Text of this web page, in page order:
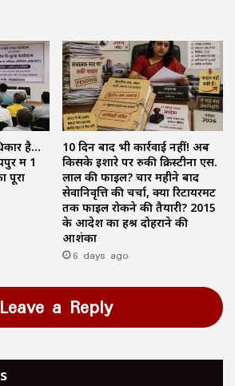
है…
में 1
पूरा
10 दिन बाद भी कार्रवाई नहीं! अब
किसके इशारे पर रुकी क्रिस्टीना एस.
लाल की फाइल? चार महीने बाद
सेवानिवृत्ति की चर्चा, क्या रिटायरमेंट
तक फाइल रोकने की तैयारी? 2015
के आदेश का हश्र दोहराने की
आशंका
6 days ago
Leave a Reply